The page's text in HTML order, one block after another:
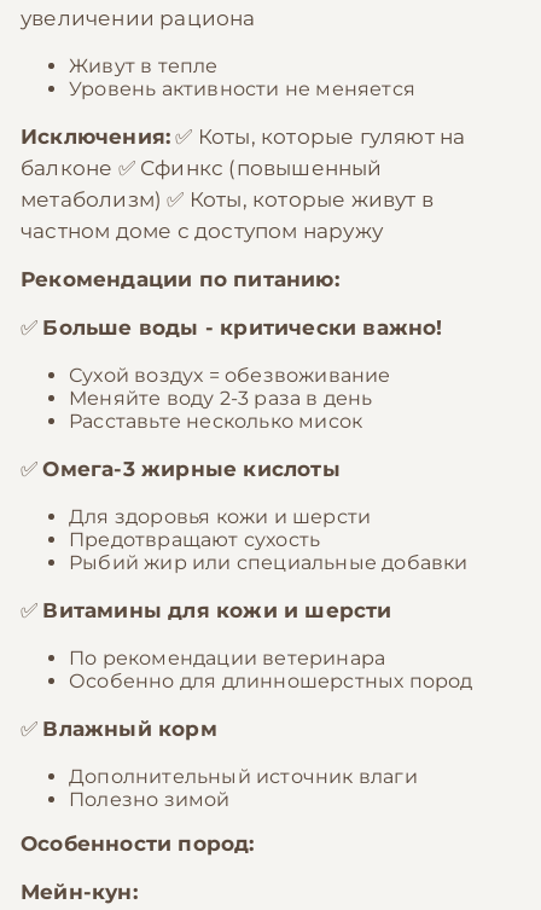
увеличении рациона
Живут в тепле
Уровень активности не меняется
Исключения: ✅ Коты, которые гуляют на
балконе ✅ Сфинкс (повышенный
метаболизм) ✅ Коты, которые живут в
частном доме с доступом наружу
Рекомендации по питанию:
✅ Больше воды - критически важно!
Сухой воздух = обезвоживание
Меняйте воду 2-3 раза в день
Расставьте несколько мисок
✅Омега-3 жирные кислоты
Для здоровья кожи и шерсти
Предотвращают сухость
Рыбий жир или специальные добавки
✅ Витамины для кожи и шерсти
По рекомендации ветеринара
Особенно для длинношерстных пород
✅ Влажный корм
Дополнительный источник влаги
Полезно зимой
Особенности пород:
Мейн-кун: